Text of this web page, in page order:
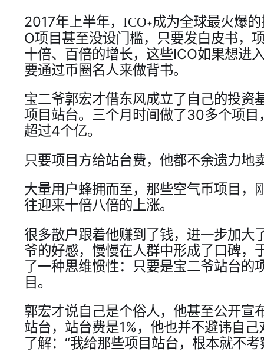
2017年上半年， ICO 成为全球最火爆
O项目甚至没设门槛，只要发白皮书，
十倍、百倍的增长，这些ICO如果想进
要通过币圈名人来做背书。
宝二爷郭宏才借东风成立了自己的投资
项目站台。三个月时间做了30多个项目
超过4个亿。
只要项目方给站台费，他都不余遗力地
大量用户蜂拥而至，那些空气币项目，
往迎来十倍八倍的上涨。
很多散户跟着他赚到了钱，进一步加大
爷的好感，慢慢在人群中形成了口碑，
了一种思维惯性：只要是宝二爷站台的
目。
郭宏才说自己是个俗人，他甚至公开宣
站台，站台费是1%，他也并不避讳自
了解：“我给那些项目站台，根本就不考